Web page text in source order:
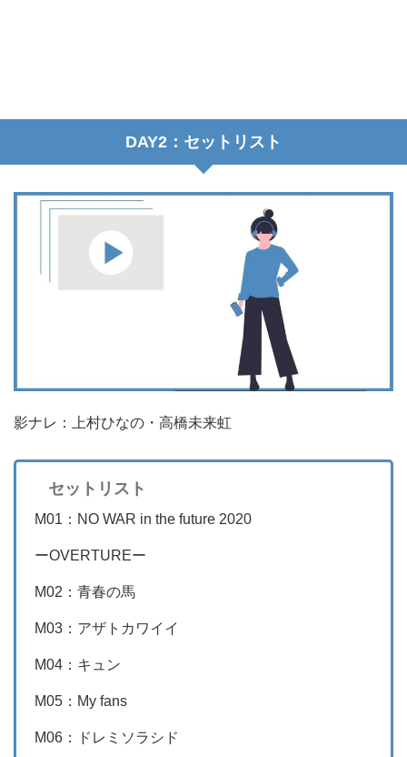
DAY2：セットリスト
影ナレ： 上村ひなの ・ 高橋未来虹
セットリスト
M01：NO WAR in the future 2020
ーOVERTUREー
M02：青春の馬
M03：アザトカワイイ
M04：キュン
M05：My fans
M06：ドレミソラシド